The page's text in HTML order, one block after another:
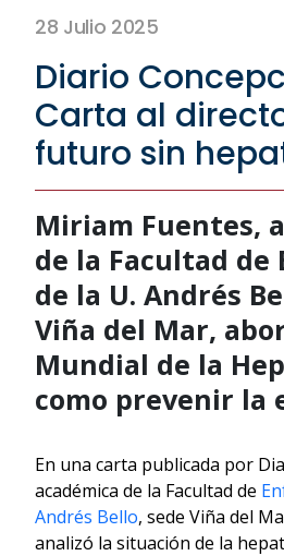
28 Julio 2025
Diario
Carta al
futuro sin
Miriam Fuentes,
de la Facultad de
de la U. Andrés
Viña del Mar,
Mundial de la
como prevenir la
En una carta publicada por
académica de la Facultad de
Andrés Bello, sede Viña del
analizó la situación de la